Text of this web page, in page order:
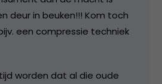
deur in beuken!!! Kom toch
een compressie techniek
worden dat al die oude